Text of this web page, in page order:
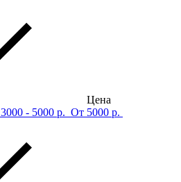
Цена
3000 - 5000 р. От 5000 р.